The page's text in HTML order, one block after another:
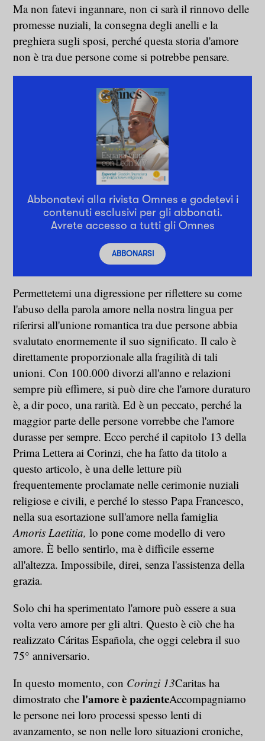
Ma non fatevi ingannare, non ci sarà il rinnovo delle
promesse nuziali, la consegna degli anelli e la
preghiera sugli sposi, perché questa storia d'amore
non è tra due persone come si potrebbe pensare.
Abbonatevi alla rivista Omnes e godetevi i
contenuti esclusivi per gli abbonati.
Avrete accesso a tutti gli Omnes
ABBONARSI
Permettetemi una digressione per riflettere su come
l'abuso della parola amore nella nostra lingua per
riferirsi all'unione romantica tra due persone abbia
svalutato enormemente il suo significato. Il calo è
direttamente proporzionale alla fragilità di tali
unioni. Con 100.000 divorzi all'anno e relazioni
sempre più effimere, si può dire che l'amore duraturo
è, a dir poco, una rarità. Ed è un peccato, perché la
maggior parte delle persone vorrebbe che l'amore
durasse per sempre. Ecco perché il capitolo 13 della
Prima Lettera ai Corinzi, che ha fatto da titolo a
questo articolo, è una delle letture più
frequentemente proclamate nelle cerimonie nuziali
religiose e civili, e perché lo stesso Papa Francesco,
nella sua esortazione sull'amore nella famiglia
Amoris Laetitia, lo pone come modello di vero
amore. È bello sentirlo, ma è difficile esserne
all'altezza. Impossibile, direi, senza l'assistenza della
grazia.
Solo chi ha sperimentato l'amore può essere a sua
volta vero amore per gli altri. Questo è ciò che ha
realizzato Cáritas Española, che oggi celebra il suo
75° anniversario.
In questo momento, con Corinzi 13Caritas ha
dimostrato chel'amore è pazienteAccompagniamo
le persone nei loro processi spesso lenti di
avanzamento, se non nelle loro situazioni croniche,